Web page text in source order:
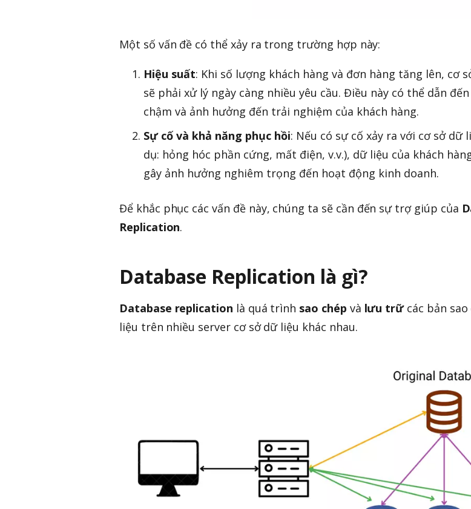
Một số vấn đề có thể xảy ra trong trường hợp này:
Hiệu suất: Khi số lượng khách hàng và đơn hàng tăng lên, cơ
sẽ phải xử lý ngày càng nhiều yêu cầu. Điều này có thể dẫn
chậm và ảnh hưởng đến trải nghiệm của khách hàng.
Sự cố và khả năng phục hồi: Nếu có sự cố xảy ra với cơ sở dữ
dụ: hỏng hóc phần cứng, mất điện, v.v.), dữ liệu của khách
gây ảnh hưởng nghiêm trọng đến hoạt động kinh doanh.
Để khắc phục các vấn đề này, chúng ta sẽ cần đến sự trợ giúp của
Replication.
Database Replication là gì?
Database replication là quá trình sao chép và lưu trữcác bản sao
liệu trên nhiều server cơ sở dữ liệu khác nhau.